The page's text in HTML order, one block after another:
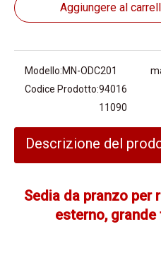
Aggiungere al
Modello:MN-ODC201
Codice Prodotto:94016
11090
Descrizione del
Sedia da pranzo per
esterno,